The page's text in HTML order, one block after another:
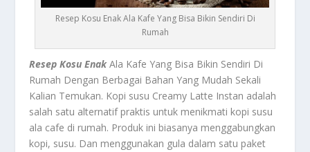
Resep Kosu Enak Ala Kafe Yang Bisa Bikin Sendiri Di
Rumah
Resep Kosu EnakAla Kafe Yang Bisa Bikin Sendiri Di
Rumah Dengan Berbagai Bahan Yang Mudah Sekali
Kalian Temukan. Kopi susu Creamy Latte Instan adalah
salah satu alternatif praktis untuk menikmati kopi susu
ala cafe di rumah. Produk ini biasanya menggabungkan
kopi, susu. Dan menggunakan gula dalam satu paket